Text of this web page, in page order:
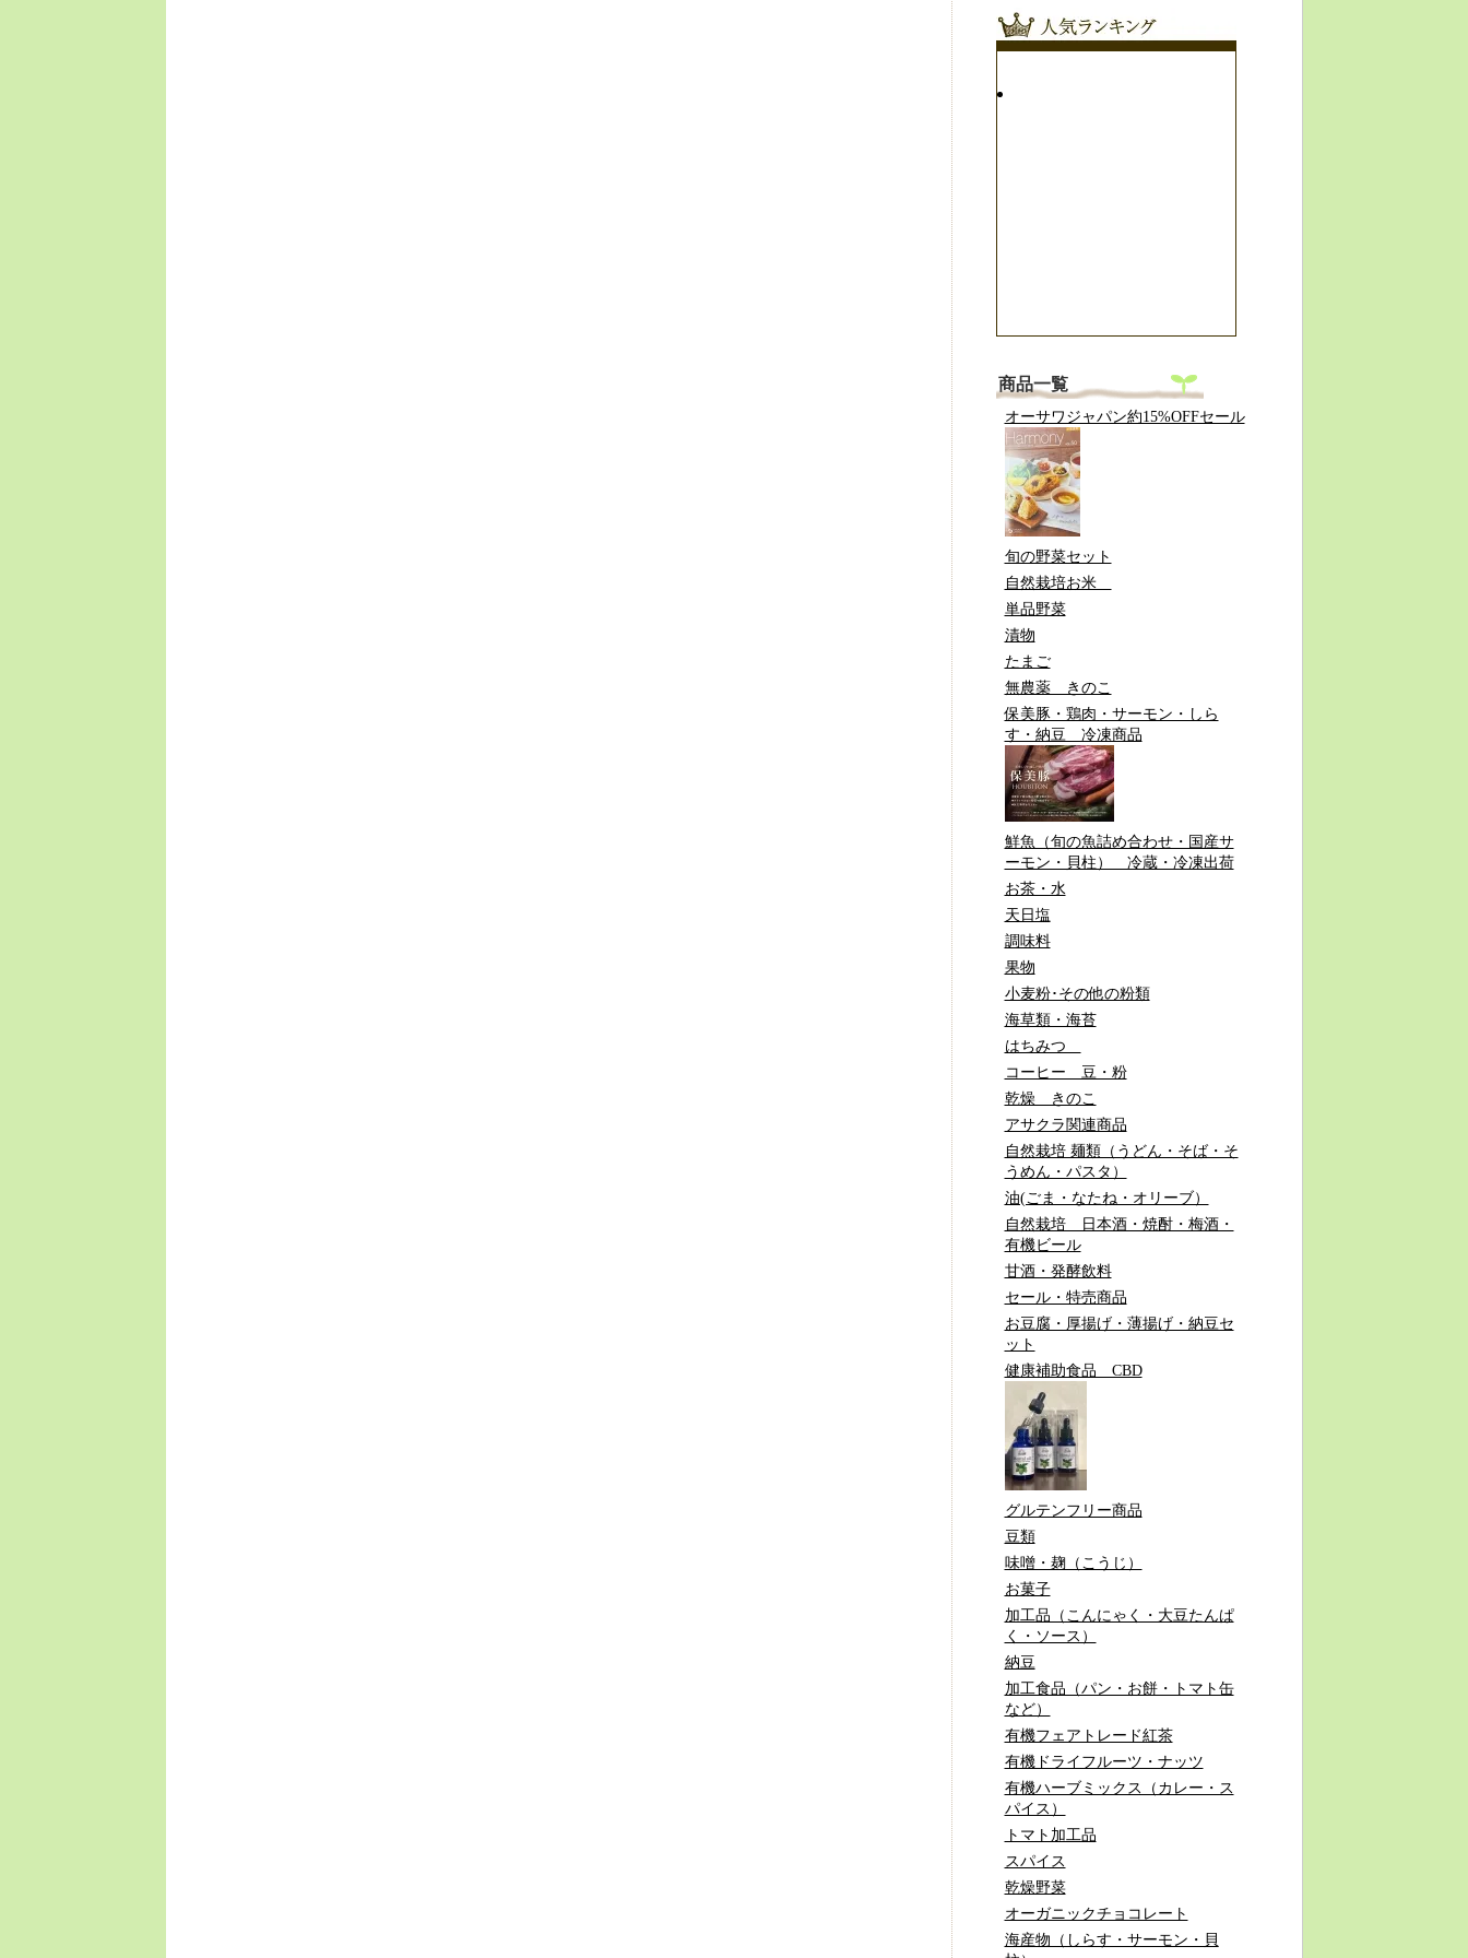
商品一覧
オーサワジャパン約15%OFFセール
旬の野菜セット
自然栽培お米
単品野菜
漬物
たまご
無農薬 きのこ
保美豚・鶏肉・サーモン・しら
す・納豆 冷凍商品
鮮魚（旬の魚詰め合わせ・国産サ
ーモン・貝柱） 冷蔵・冷凍出荷
お茶・水
天日塩
調味料
果物
小麦粉･その他の粉類
海草類・海苔
はちみつ
コーヒー 豆・粉
乾燥 きのこ
アサクラ関連商品
自然栽培 麺類（うどん・そば・そ
うめん・パスタ）
油(ごま・なたね・オリーブ）
自然栽培 日本酒・焼酎・梅酒・
有機ビール
甘酒・発酵飲料
セール・特売商品
お豆腐・厚揚げ・薄揚げ・納豆セ
ット
健康補助食品 CBD
グルテンフリー商品
豆類
味噌・麹（こうじ）
お菓子
加工品（こんにゃく・大豆たんぱ
く・ソース）
納豆
加工食品（パン・お餅・トマト缶
など）
有機フェアトレード紅茶
有機ドライフルーツ・ナッツ
有機ハーブミックス（カレー・ス
パイス）
トマト加工品
スパイス
乾燥野菜
オーガニックチョコレート
海産物（しらす・サーモン・貝